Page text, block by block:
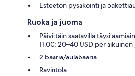
Esteetön pysäköinti ja
Ruoka ja juoma
Päivittäin saatavilla täysi
11.00; 20–40 USD per
2 baaria/aulabaaria
Ravintola